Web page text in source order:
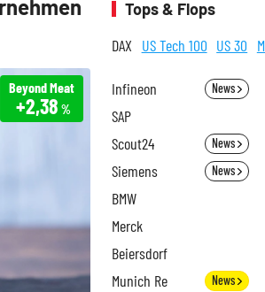
Beyond Meat
+2,38 %
Tops & Flops
DAX US Tech 100 US 30
Infineon News
SAP
Scout24 News
Siemens News
BMW
Merck
Beiersdorf
Munich Re News